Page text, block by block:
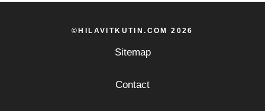
©HILAVITKUTIN.COM 2026
Sitemap
Contact